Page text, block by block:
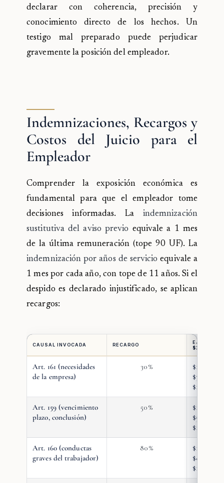
declarar con coherencia, precisión y
conocimiento directo de los hechos. Un
testigo mal preparado puede perjudicar
gravemente la posición del empleador.
Indemnizaciones, Recargos y
Costos del Juicio para el
Empleador
Comprender la exposición económica es
fundamental para que el empleador tome
decisiones informadas. La indemnización
sustitutiva del aviso previo equivale a 1 mes
de la última remuneración (tope 90 UF). La
indemnización por años de servicio equivale a
1 mes por cada año, con tope de 11 años. Si el
despido es declarado injustificado, se aplican
recargos:
CAUSAL INVOCADA RECARGO
EJEMPLO
$2.000.000
Art. 161 (necesidades
de la empresa)
30%
Art. 159 (vencimiento
plazo, conclusión)
50%
Art. 160 (conductas
graves del trabajador)
80%